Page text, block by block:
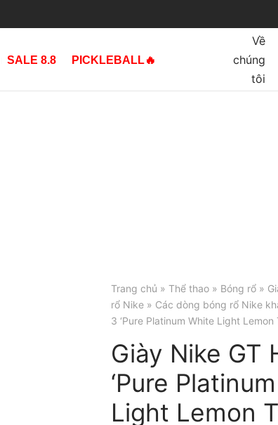
SALE 8.8 PICKLEBALL🔥
Về
chúng
tôi
Trang chủ » Thể thao » Bóng rổ »
rổ Nike » Các dòng bóng rổ Nike
3 ‘Pure Platinum White Light
Giày Nike GT
‘Pure
Light Lemon